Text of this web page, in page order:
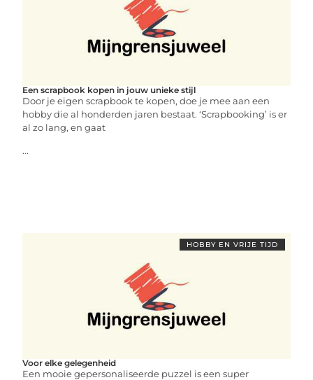
Een scrapbook kopen in jouw unieke stijl
Door je eigen scrapbook te kopen, doe je mee aan een
hobby die al honderden jaren bestaat. ‘Scrapbooking’ is er
al zo lang, en gaat
...
HOBBY EN VRIJE TIJD
Voor elke gelegenheid
Een mooie gepersonaliseerde puzzel is een super